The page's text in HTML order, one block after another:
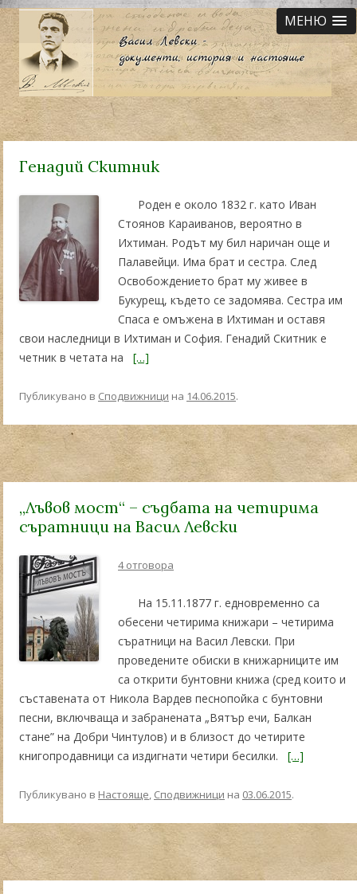
МЕНЮ
Генадий Скитник
Роден е около 1832 г. като Иван
Стоянов Караиванов, вероятно в
Ихтиман. Родът му бил наричан още и
Палавейци. Има брат и сестра. След
Освобождението брат му живее в
Букурещ, където се задомява. Сестра им
Спаса е омъжена в Ихтиман и оставя
свои наследници в Ихтиман и София. Генадий Скитник е
четник в четата на […]
Публикувано в Сподвижници на 14.06.2015.
„Лъвов мост“ – съдбата на четирима
съратници на Васил Левски
4 отговора
На 15.11.1877 г. едновременно са
обесени четирима книжари – четирима
съратници на Васил Левски. При
проведените обиски в книжарниците им
са открити бунтовни книжа (сред които и
съставената от Никола Вардев песнопойка с бунтовни
песни, включваща и забранената „Вятър ечи, Балкан
стане” на Добри Чинтулов) и в близост до четирите
книгопродавници са издигнати четири бесилки. […]
Публикувано в Настояще, Сподвижници на 03.06.2015.